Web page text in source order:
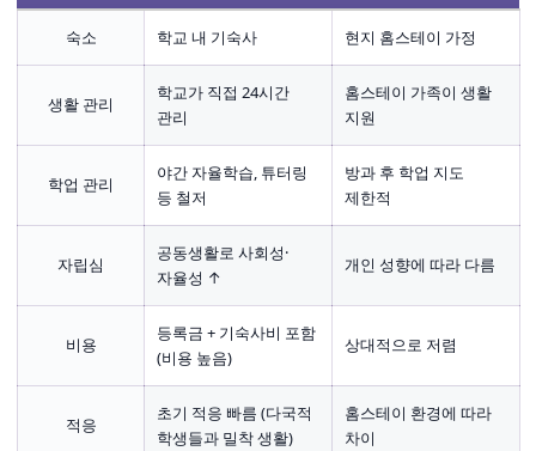
숙소 학교 내 기숙사 현지 홈스테이 가정
생활 관리
학교가 직접 24시간
관리
홈스테이 가족이 생활
지원
학업 관리
야간 자율학습, 튜터링
등 철저
방과 후 학업 지도
제한적
자립심
공동생활로 사회성·
자율성 ↑
개인 성향에 따라 다름
비용
등록금 + 기숙사비 포함
(비용 높음)
상대적으로 저렴
적응
초기 적응 빠름 (다국적
학생들과 밀착 생활)
홈스테이 환경에 따라
차이